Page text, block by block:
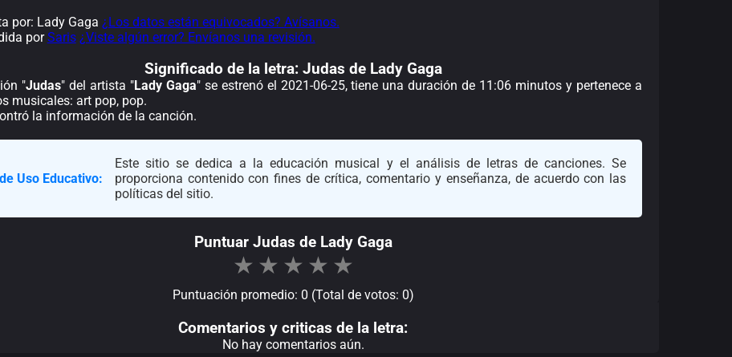
por: Lady Gaga ¿Los datos están equivocados? Avísanos.
porSaris ¿Viste algún error? Envíanos una revisión.
Significado de la letra: Judas de Lady Gaga
"Judas" del artista "Lady Gaga" se estrenó el 2021-06-25, tiene una duración de 11:06 minutos y pertenece a
musicales: art pop, pop.
la información de la canción.
Uso Educativo:
Este sitio se dedica a la educación musical y el análisis de letras de canciones. Se
proporciona contenido con fines de crítica, comentario y enseñanza, de acuerdo con las
políticas del sitio.
Puntuar Judas de Lady Gaga
★ ★ ★ ★ ★
Puntuación promedio: 0 (Total de votos: 0)
Comentarios y criticas de la letra:
No hay comentarios aún.